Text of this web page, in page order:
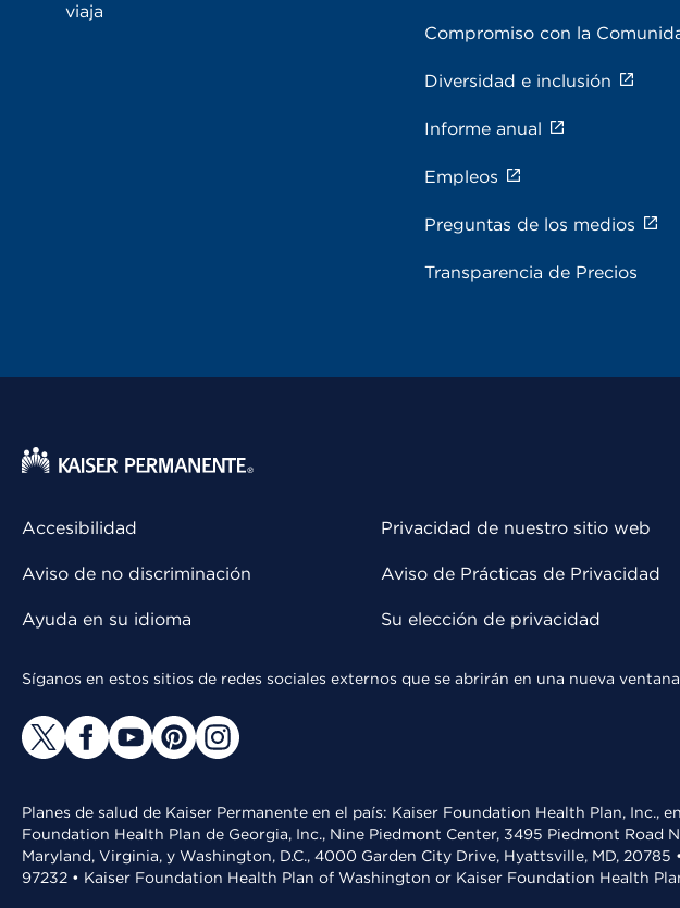
viaja
Compromiso con la
Diversidad e inclusión
Informe anual
Empleos
Preguntas de los medios
Transparencia de Precios
Accesibilidad
Aviso de no discriminación
Ayuda en su idioma
Privacidad de nuestro sitio web
Aviso de Prácticas de Privacidad
Su elección de privacidad
Síganos en estos sitios de redes sociales externos que se abrirán en una nueva
Planes de salud de Kaiser Permanente en el país: Kaiser Foundation Health Plan,
Foundation Health Plan de Georgia, Inc., Nine Piedmont Center, 3495 Piedmont
Maryland, Virginia, y Washington, D.C., 4000 Garden City Drive, Hyattsville, MD,
97232 • Kaiser Foundation Health Plan of Washington or Kaiser Foundation Health